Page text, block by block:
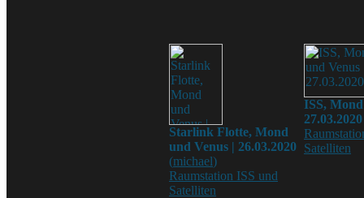
Starlink Flotte, Mond
und Venus | 26.03.2020
(michael)
Raumstation ISS und
Satelliten
ISS,
27.03.2020
Satelliten